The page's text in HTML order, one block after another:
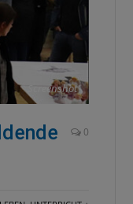
Screenshot
0